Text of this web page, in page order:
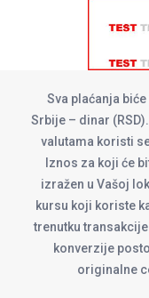
Sva plaćanja
Srbije – dinar
valutama koristi
Iznos za koji će
izražen u Vašoj
kursu koji koriste
trenutku
konverzije
originalne